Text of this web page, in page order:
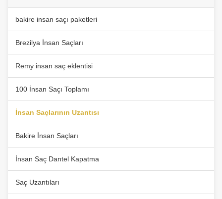
bakire insan saçı paketleri
Brezilya İnsan Saçları
Remy insan saç eklentisi
100 İnsan Saçı Toplamı
İnsan Saçlarının Uzantısı
Bakire İnsan Saçları
İnsan Saç Dantel Kapatma
Saç Uzantıları